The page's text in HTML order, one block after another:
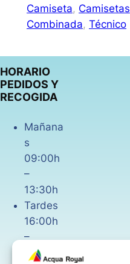
Camiseta, Camisetas
Combinada, Técnico
HORARIO
PEDIDOS Y
RECOGIDA
Mañana
s
09:00h
–
13:30h
Tardes
16:00h
–
18:30h